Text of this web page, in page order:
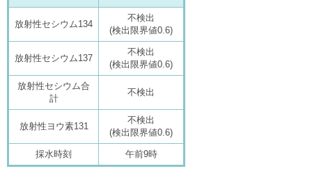
放射性セシウム134
不検出
(検出限界値0.6)
放射性セシウム137
不検出
(検出限界値0.6)
放射性セシウム合
計
不検出
放射性ヨウ素131
不検出
(検出限界値0.6)
採水時刻 午前9時